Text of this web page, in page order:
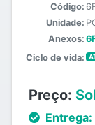
Código:
Unidade:
Anexos:
Ciclo de vida:
Preço:
Entrega: